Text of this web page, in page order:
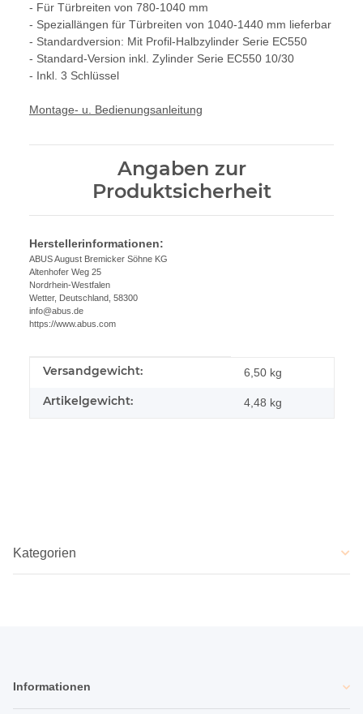
- Für Türbreiten von 780-1040 mm
- Speziallängen für Türbreiten von 1040-1440 mm lieferbar
- Standardversion: Mit Profil-Halbzylinder Serie EC550
- Standard-Version inkl. Zylinder Serie EC550 10/30
- Inkl. 3 Schlüssel
Montage- u. Bedienungsanleitung
Angaben zur
Produktsicherheit
Herstellerinformationen:
ABUS August Bremicker Söhne KG
Altenhofer Weg 25
Nordrhein-Westfalen
Wetter, Deutschland, 58300
info@abus.de
https://www.abus.com
Produkteigenschaft
Wert
Versandgewicht: 6,50 kg
Artikelgewicht: 4,48 kg
Kategorien
Informationen